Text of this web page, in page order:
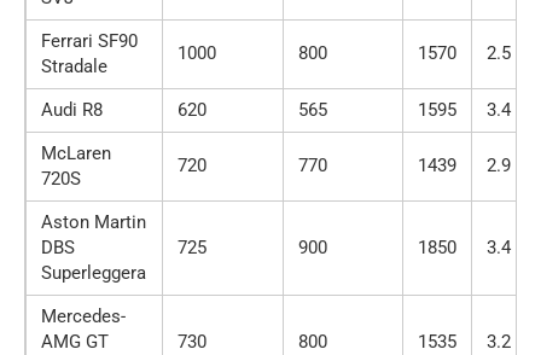
Ferrari SF90
Stradale
1000 800 1570 2.5
Audi R8 620 565 1595
3.4
McLaren
720S
720 770 1439 2.9
Aston Martin
DBS
Superleggera
725 900 1850 3.4
Mercedes-
AMG GT
730 800 1535 3.2